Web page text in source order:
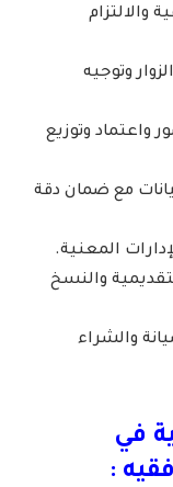
والالتزام
وتوجيه
واعتماد وتوزيع
مع ضمان دقة
المعنية.
والنسخ
والشراء
في
: